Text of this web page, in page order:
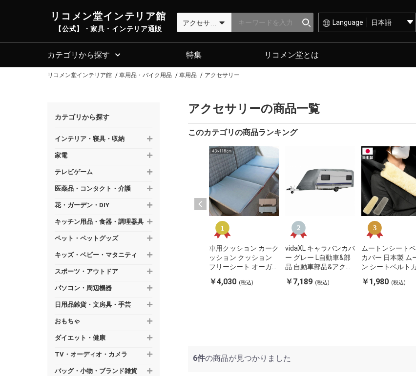
リコメン堂インテリア館
【公式】 - 家具・インテリア通販
Language
カテゴリから探す 特集 リコメン堂とは
リコメン堂インテリア館 車用品・バイク用品 車用品 アクセサリー
カテゴリから探す
インテリア・寝具・収納
家電
テレビゲーム
医薬品・コンタクト・介護
花・ガーデン・DIY
キッチン用品・食器・調理器具
ペット・ペットグッズ
キッズ・ベビー・マタニティ
スポーツ・アウトドア
パソコン・周辺機器
日用品雑貨・文房具・手芸
おもちゃ
ダイエット・健康
TV・オーディオ・カメラ
バッグ・小物・ブランド雑貨
アクセサリーの商品一覧
このカテゴリの商品ランキング
車用クッション カーク
ッション クッション
フリーシート オーガニ
無地 シンプル 綿100%
￥4,030 (税込)
vidaXL キャラバンカバ
ー グレー L自動車&部
品 自動車部品&アクセ
ス・ケア・装飾 自動車
￥7,189 (税込)
ムートンシート
カバー 日本製 ム
ン シートベルト
ア ドライブ ふわ
￥1,980 (税込)
6件の商品が見つかりました